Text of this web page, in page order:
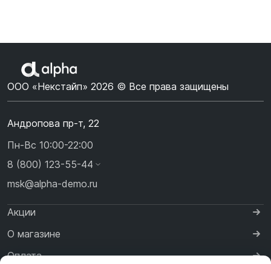
ООО «Некстайп» 2026 © Все права защищены
Андропова пр-т, 22
Пн-Вс 10:00-22:00
8 (800) 123-55-44
msk@alpha-demo.ru
Акции
О магазине
Оплата